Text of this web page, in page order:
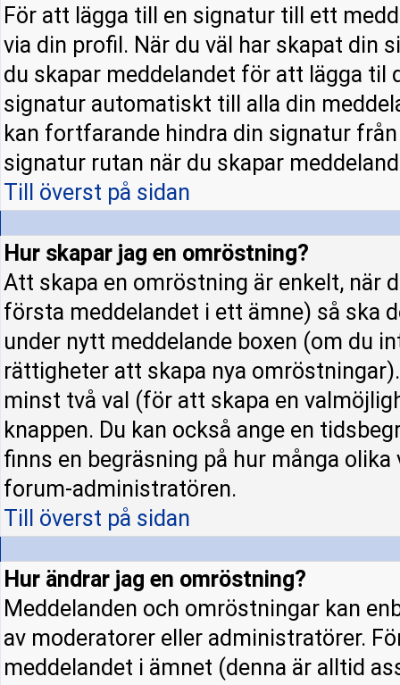
För att lägga till en signatur till ett
via din profil. När du väl har skapat din
du skapar meddelandet för att lägga til
signatur automatiskt till alla din
kan fortfarande hindra din signatur
signatur rutan när du skapar
Till överst på sidan
Hur skapar jag en omröstning?
Att skapa en omröstning är enkelt, när
första meddelandet i ett ämne) så ska
under nytt meddelande boxen (om du
rättigheter att skapa nya
minst två val (för att skapa en
knappen. Du kan också ange en
finns en begräsning på hur många
forum-administratören.
Till överst på sidan
Hur ändrar jag en omröstning?
Meddelanden och omröstningar kan
av moderatorer eller administratörer.
meddelandet i ämnet (denna är alltid